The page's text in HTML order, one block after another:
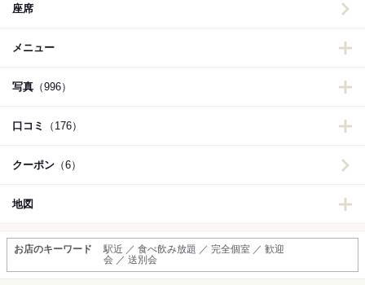
座席
メニュー
写真 （996）
口コミ （176）
クーポン （6）
地図
お店のキーワード
駅近 ／ 食べ飲み放題 ／ 完全個室 ／ 歓迎
会 ／ 送別会